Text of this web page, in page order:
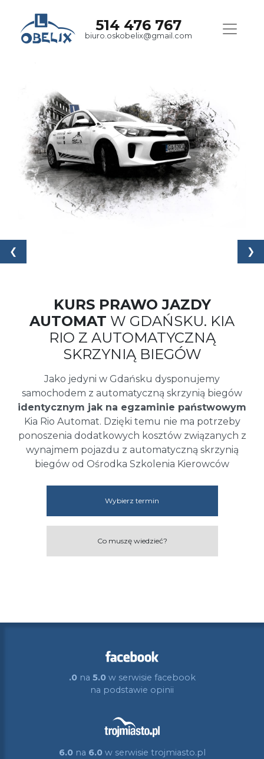
514 476 767
biuro.oskobelix@gmail.com
KURS PRAWO JAZDY
AUTOMAT W GDAŃSKU. KIA
RIO Z AUTOMATYCZNĄ
SKRZYNIĄ BIEGÓW
Jako jedyni w Gdańsku dysponujemy
samochodem z automatyczną skrzynią biegów
identycznym jak na egzaminie państwowym
Kia Rio Automat. Dzięki temu nie ma potrzeby
ponoszenia dodatkowych kosztów związanych z
wynajmem pojazdu z automatyczną skrzynią
biegów od Ośrodka Szkolenia Kierowców
Wybierz termin
Co muszę wiedzieć?
❮ ❯
.0na 5.0w serwisie facebook
na podstawie opinii
6.0na 6.0w serwisie trojmiasto.pl